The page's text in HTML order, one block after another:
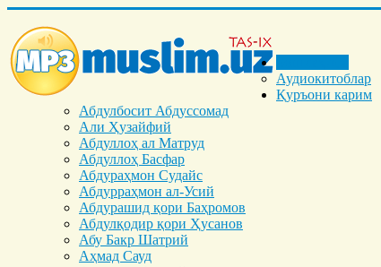
Аудиокитоблар
Қуръони карим
Абдулбосит Абдуссомад
Али Ҳузайфий
Абдуллоҳ ал Матруд
Абдуллоҳ Басфар
Абдураҳмон Судайс
Абдурраҳмон ал-Усий
Абдурашид қори Баҳромов
Абдулқодир қори Ҳусанов
Абу Бакр Шатрий
Аҳмад Сауд